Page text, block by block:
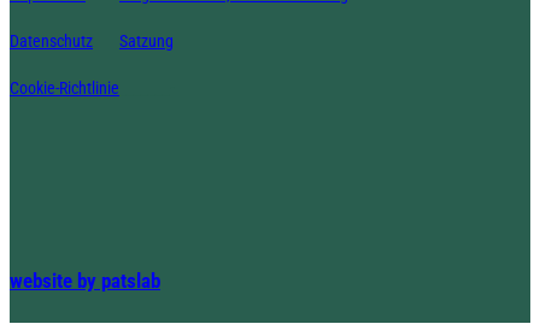
Datenschutz
Cookie-Richtlinie
Satzung
website by patslab